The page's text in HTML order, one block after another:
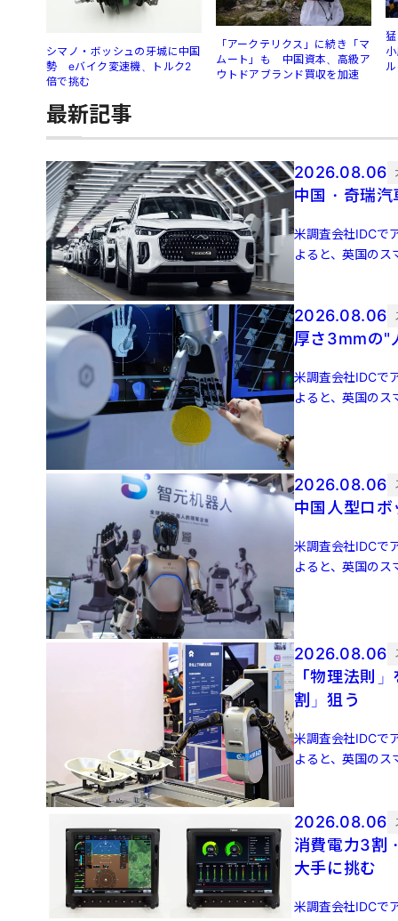
シマノ・ボッシュの牙城に中国
勢 eバイク変速機、トルク2
倍で挑む
「アークテリクス」に続き「マ
ムート」も 中国資本、高級ア
ウトドアブランド買収を加速
最新記事
2026.08.06
中国・奇瑞
米調査会社IDCで
よると、英国の
2026.08.06
厚さ3mmの"
米調査会社IDCで
よると、英国のス
2026.08.06
中国人型ロ
米調査会社IDCで
よると、英国の
増 […]
2026.08.06
「物理法則
割」狙う
米調査会社IDCで
よると、英国のス
2026.08.06
消費電力3割
大手に挑む
米調査会社IDCで